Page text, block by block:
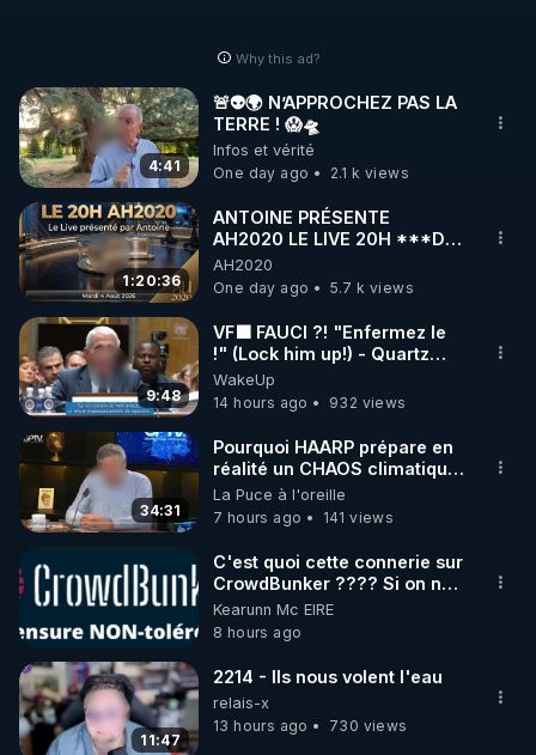
Why this ad?
4:41
🚨👽🌍 N’APPROCHEZ PAS LA
TERRE ! 😱🛸
Infos et vérité
One day ago
2.1 k views
1:20:36
ANTOINE PRÉSENTE
AH2020 LE LIVE 20H ***DU
04/08/2026*** 📷LE
GRAND RÉVEIL EST EN
MARCHE 📷
AH2020
One day ago
5.7 k views
9:48
VF🟩 FAUCI ?! "Enfermez le
!" (Lock him up!) - Quartz
Traduction
WakeUp
14 hours ago
932 views
34:31
Pourquoi HAARP prépare en
réalité un CHAOS climatique,
on répond
La Puce à l'oreille
7 hours ago
141 views
C'est quoi cette connerie sur
CrowdBunker ???? Si on ne
peut plus publier, c'est un
peu de la censure. Ne payez
pas les boucliers pour voir
mes vidéos, c'est une
chaine et mon travail sont
gratuits. Je préfère la voir
Kearunn Mc EIRE
8 hours ago
11:47
2214 - Ils nous volent l'eau
relais-x
13 hours ago
730 views